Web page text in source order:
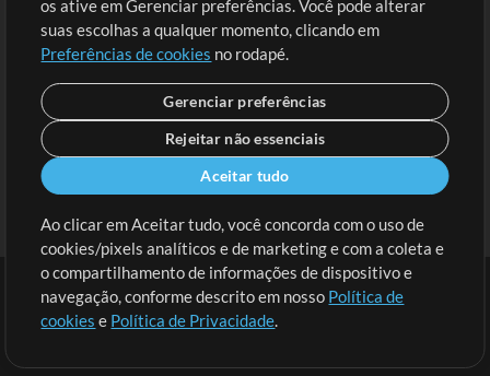
Envie seu conteúdo
Playlist
MT Conference
Termos | Política de Privacidade
os ative em Gerenciar preferências. Você pode alterar
suas escolhas a qualquer momento, clicando em
Preferências de cookies no rodapé.
Gerenciar preferências
Rejeitar não essenciais
Aceitar tudo
Ao clicar em Aceitar tudo, você concorda com o uso de
cookies/pixels analíticos e de marketing e com a coleta e
o compartilhamento de informações de dispositivo e
navegação, conforme descrito em nosso Política de
cookies e Política de Privacidade.